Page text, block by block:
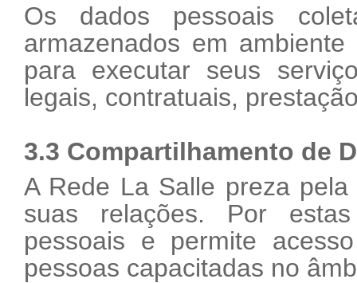
Os dados pessoais
armazenados em
para executar seus
legais, contratuais,
3.3 Compartilhamento de
A Rede La Salle preza
suas relações. Por
pessoais e permite
pessoas capacitadas no